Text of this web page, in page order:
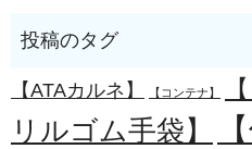
【ATAカルネ】 【コンテナ】
リルゴム手袋】